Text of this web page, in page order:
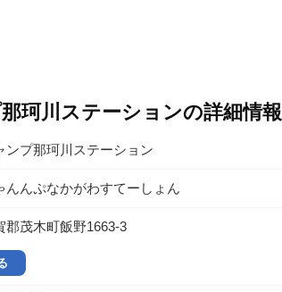
珂川ステーションの詳細情報
ンプ那珂川ステーション
んんぷなかがわすてーしょん
郡茂木町飯野1663-3